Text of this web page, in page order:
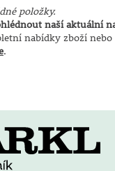
položky.
naší aktuální
nabídky zboží nebo
.